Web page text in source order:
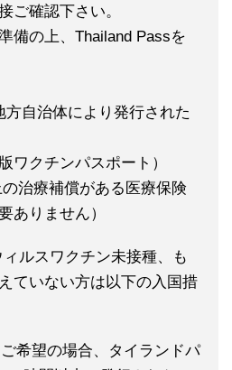
ご確認下さい。
備の上、Thailand Passを
自治体により発行された
ワクチンパスポート）
治療補償がある医療保険
ありません）
ィルスワクチン未接種、も
ていない方は以下の入国措
ご希望の場合、タイランドパ